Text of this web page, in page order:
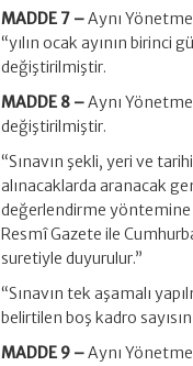
MADDE 7 –Aynı
“yılın ocak ayının birinci
değiştirilmiştir.
MADDE 8 –Aynı
değiştirilmiştir.
“Sınavın şekli, yeri ve
alınacaklarda aranacak
değerlendirme yöntemine
Resmî Gazete ile
suretiyle duyurulur.”
“Sınavın tek aşamalı
belirtilen boş kadro
MADDE 9 –Aynı